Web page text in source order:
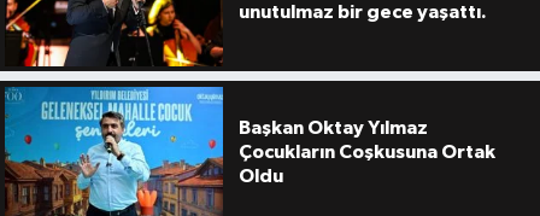
unutulmaz bir gece yaşattı.
Başkan Oktay Yılmaz
Çocukların Coşkusuna Ortak
Oldu